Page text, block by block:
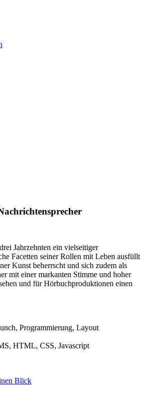
Jahrzehnten ein vielseitiger
Facetten seiner Rollen mit Leben ausfüllt
Kunst beherrscht und sich zudem als
mit einer markanten Stimme und hoher
und für Hörbuchproduktionen einen
Programmierung, Layout
HTML, CSS, Javascript
Blick